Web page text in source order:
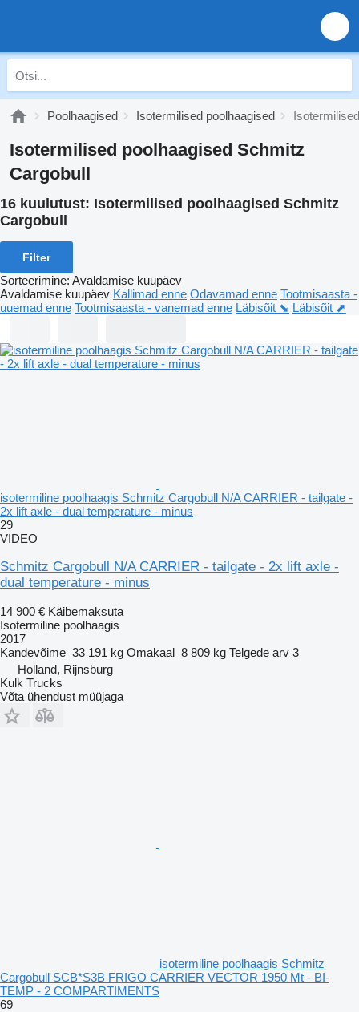
Poolhaagised Isotermilised poolhaagised
Isotermilised poolhaagised Schmitz
Cargobull
16 kuulutust: Isotermilised poolhaagised Schmitz
Cargobull
Filter
Sorteerimine: Avaldamise kuupäev
Avaldamise kuupäev Kallimad enne Odavamad enne Tootmisaasta -
uuemad enne Tootmisaasta - vanemad enne Läbisõit ⬊ Läbisõit ⬈
isotermiline poolhaagis Schmitz Cargobull N/A CARRIER - tailgate -
2x lift axle - dual temperature - minus
29
VIDEO
Schmitz Cargobull N/A CARRIER - tailgate - 2x lift axle -
dual temperature - minus
14 900 € Käibemaksuta
Isotermiline poolhaagis
2017
Kandevõime 33 191 kg Omakaal 8 809 kg Telgede arv 3
Holland, Rijnsburg
Kulk Trucks
Võta ühendust müüjaga
isotermiline poolhaagis Schmitz
Cargobull SCB*S3B FRIGO CARRIER VECTOR 1950 Mt - BI-
TEMP - 2 COMPARTIMENTS
69